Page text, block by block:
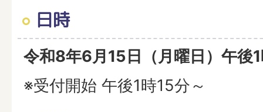
日時
令和8年6月15日（月曜日）午
※受付開始 午後1時15分～